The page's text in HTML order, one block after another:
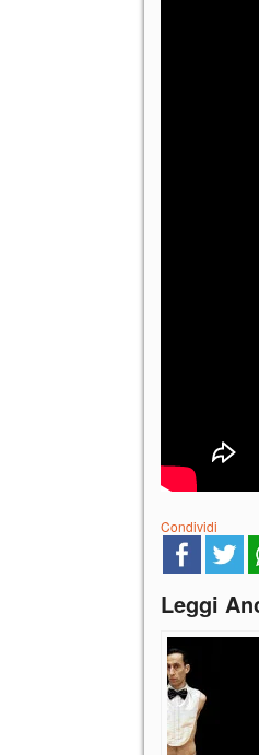
Condividi
Leggi